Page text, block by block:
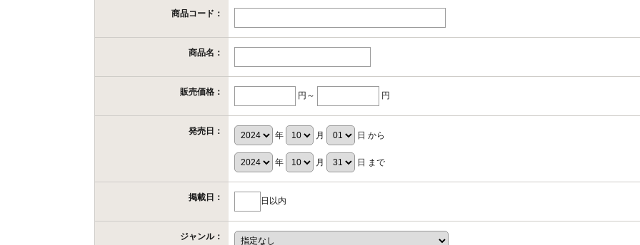
商品コード：
商品名：
販売価格： 円～ 円
発売日： 年 月 日 から
年 月 日 まで
掲載日： 日以内
ジャンル：